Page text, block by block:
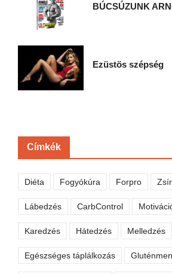
BÚCSÚZUNK
Ezüstös szépség
Címkék
Diéta Fogyókúra Forpro
Lábedzés CarbControl
Karedzés Hátedzés Melledzés
Egészséges táplálkozás